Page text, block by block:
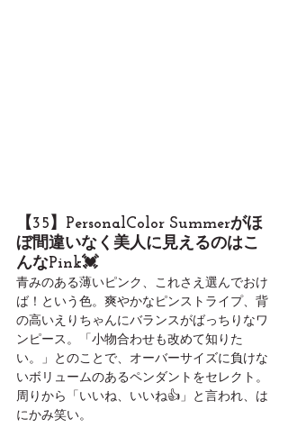
【35】PersonalColor Summerがほ
ぼ間違いなく美人に見えるのはこ
んなPink💓
青みのある薄いピンク、これさえ選んでおけ
ば！という色。爽やかなピンストライプ、背
の高いえりちゃんにバランスがばっちりなワ
ンピース。「小物合わせも改めて知りた
い。」とのことで、オーバーサイズに負けな
いボリュームのあるペンダントをセレクト。
周りから「いいね、いいね👍」と言われ、は
にかみ笑い。